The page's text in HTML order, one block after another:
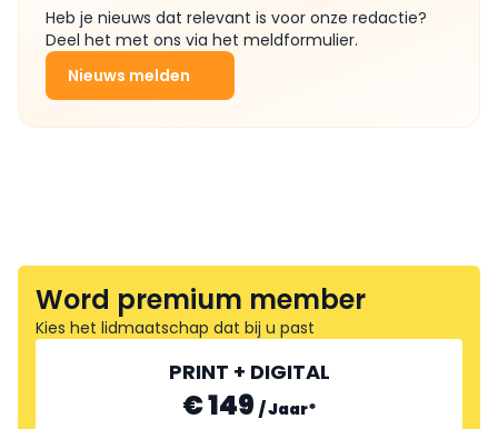
Heb je nieuws dat relevant is voor onze redactie?
Deel het met ons via het meldformulier.
Nieuws melden
Word premium member
Kies het lidmaatschap dat bij u past
PRINT + DIGITAL
€ 149 /Jaar*